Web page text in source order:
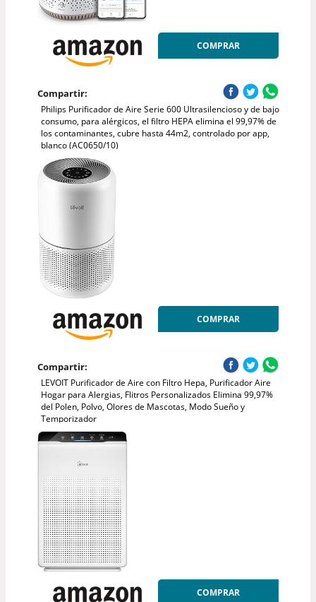
COMPRAR
Compartir:
Philips Purificador de Aire Serie 600 Ultrasilencioso y de bajo
consumo, para alérgicos, el filtro HEPA elimina el 99,97% de
los contaminantes, cubre hasta 44m2, controlado por app,
blanco (AC0650/10)
COMPRAR
Compartir:
LEVOIT Purificador de Aire con Filtro Hepa, Purificador Aire
Hogar para Alergias, Flitros Personalizados Elimina 99,97%
del Polen, Polvo, Olores de Mascotas, Modo Sueño y
Temporizador
COMPRAR